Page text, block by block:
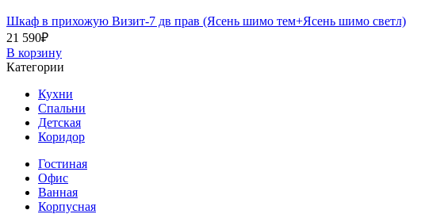
Шкаф в прихожую Визит-7 дв прав (Ясень шимо тем+Ясень шимо светл)
21 590₽
В корзину
Категории
Кухни
Спальни
Детская
Коридор
Гостиная
Офис
Ванная
Корпусная